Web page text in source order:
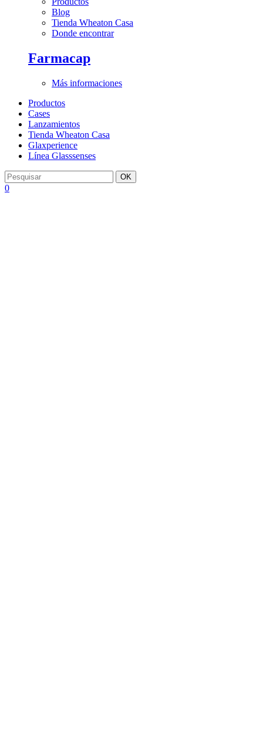
Blog
Tienda Wheaton Casa
Donde encontrar
Farmacap
Más informaciones
Productos
Cases
Lanzamientos
Tienda Wheaton Casa
Glaxperience
Línea Glasssenses
OK
0